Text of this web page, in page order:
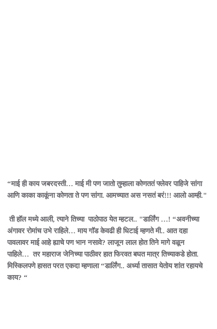
“माई ही काय जबरदस्ती… माई मी पण जातो तुम्हाला कोणततं फ्लेवर पाहिजे सांगा
आणि काका काकूंना कोणता ते पण सांगा. आमच्यात अस नसतं बरं!!! आलो आम्ही."
ती हॉल मध्ये आली, त्याने तिच्या पाठोपाठ येत म्हटल.. "डार्लिंग …! “अवनीच्या
अंगावर रोमांच उभे राहिले… माय गॉड केवढी ही धिटाई म्हणते मी.. आत दहा
पावलावर माई आहे ह्याचे पण भान नसावे? लाजून लाल होत तिने मागे वळून
पाहिले… तर महाराज जेनिच्या पाठीवर हात फिरवत बघत मात्र तिच्याकडे होता.
मिस्किलपणे हासत परत एकदा म्हणाला “डार्लिंग.. अर्ध्या तासात येतोय शांत रहायचे
काय? “